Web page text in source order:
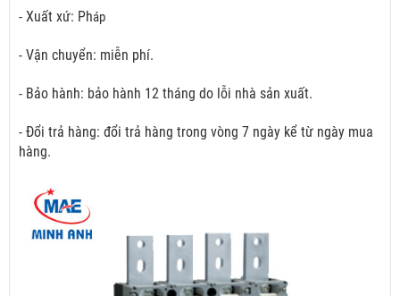
- Xuất xứ: Pháp
- Vận chuyển: miễn phí.
- Bảo hành: bảo hành 12 tháng do lỗi nhà sản xuất.
- Đổi trả hàng: đổi trả hàng trong vòng 7 ngày kể từ ngày mua
hàng.